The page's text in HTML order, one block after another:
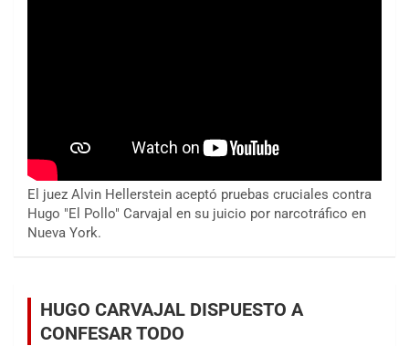
El juez Alvin Hellerstein aceptó pruebas cruciales contra
Hugo "El Pollo" Carvajal en su juicio por narcotráfico en
Nueva York.
HUGO CARVAJAL DISPUESTO A
CONFESAR TODO